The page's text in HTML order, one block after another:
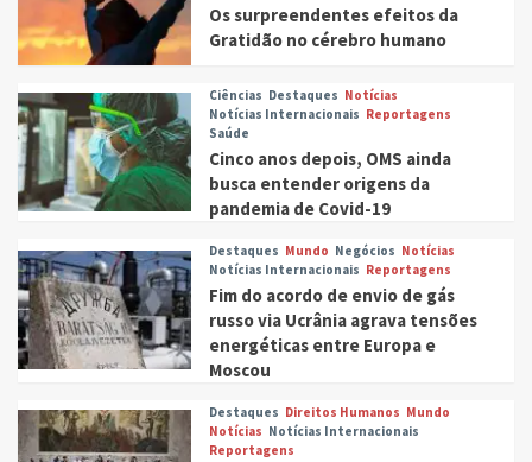
Os surpreendentes efeitos da
Gratidão no cérebro humano
Ciências Destaques Notícias
Notícias Internacionais Reportagens
Saúde
Cinco anos depois, OMS ainda
busca entender origens da
pandemia de Covid-19
Destaques Mundo Negócios Notícias
Notícias Internacionais Reportagens
Fim do acordo de envio de gás
russo via Ucrânia agrava tensões
energéticas entre Europa e
Moscou
Destaques Direitos Humanos Mundo
Notícias Notícias Internacionais
Reportagens